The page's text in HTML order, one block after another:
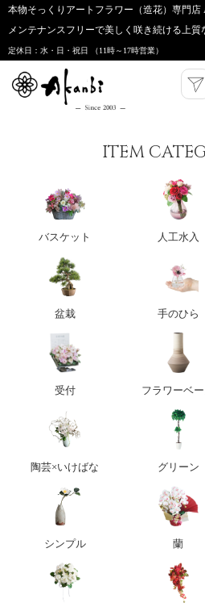
本物そっくりアートフラワー（造花）専門店
メンテナンスフリーで美しく咲き続ける上質
定休日：水・日・祝日 （11時～17時営業）
ITEM
バスケット 人工水入
盆栽 手のひら
受付 フラワーベー
陶芸×いけばな グリーン
シンプル 蘭